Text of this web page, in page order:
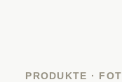
PRODUKTE ·